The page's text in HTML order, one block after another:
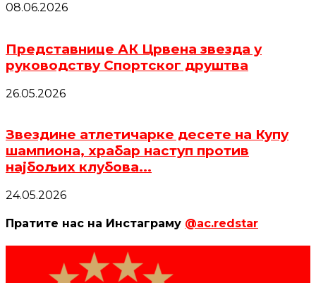
08.06.2026
Представнице АК Црвена звезда у
руководству Спортског друштва
26.05.2026
Звездине атлетичарке десете на Купу
шампиона, храбар наступ против
најбољих клубова...
24.05.2026
Пратите нас на Инстаграму @ac.redstar